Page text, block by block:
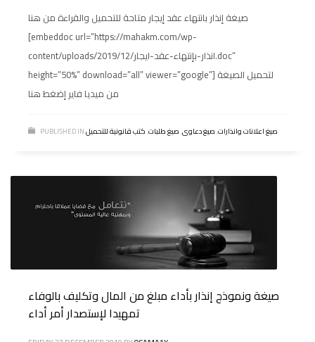
صيغة إنذار بانتهاء عقد إيجار متاحة للتحميل والقراءة من هنا
[embeddoc url=”https://mahakm.com/wp-
content/uploads/2019/12/انذار-بإنتهاء-عقد-ايجار.doc”
height=”50%” download=”all” viewer=”google”] لتحميل الصيغة
من ميديا فاير إضغط هنا
PUBLISHED IN صيغ اعلانات وانذارات,صيغ دعاوى,صيغ طلبات,كتب قانونية للتحميل
صيغة ونموذج إنذار بأداء مبلغ من المال وتكليف بالوفاء
تمهيدا لإستصدار أمر أداء